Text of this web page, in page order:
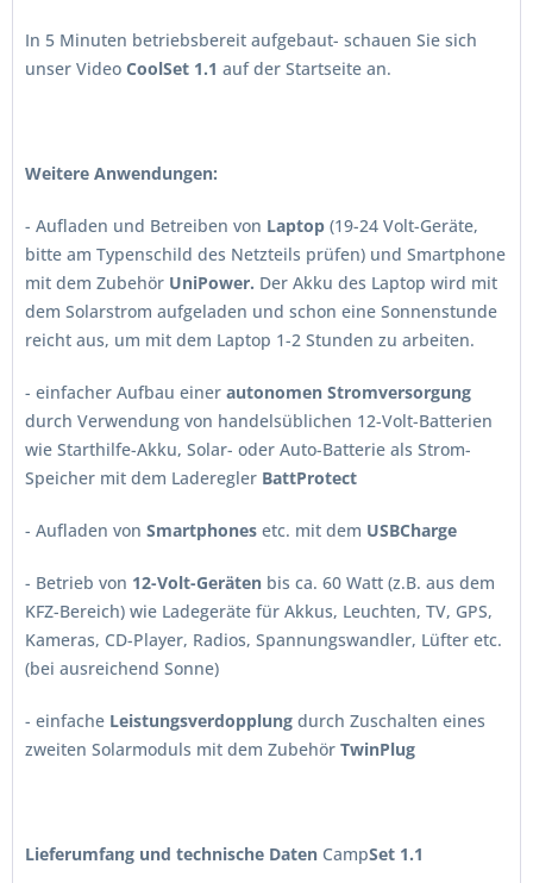
In 5 Minuten betriebsbereit aufgebaut- schauen Sie sich
unser Video CoolSet 1.1 auf der Startseite an.
Weitere Anwendungen:
- Aufladen und Betreiben von Laptop (19-24 Volt-Geräte,
bitte am Typenschild des Netzteils prüfen) und Smartphone
mit dem Zubehör UniPower. Der Akku des Laptop wird mit
dem Solarstrom aufgeladen und schon eine Sonnenstunde
reicht aus, um mit dem Laptop 1-2 Stunden zu arbeiten.
- einfacher Aufbau einer autonomen Stromversorgung
durch Verwendung von handelsüblichen 12-Volt-Batterien
wie Starthilfe-Akku, Solar- oder Auto-Batterie als Strom-
Speicher mit dem Laderegler BattProtect
- Aufladen von Smartphones etc. mit dem USBCharge
- Betrieb von 12-Volt-Geräten bis ca. 60 Watt (z.B. aus dem
KFZ-Bereich) wie Ladegeräte für Akkus, Leuchten, TV, GPS,
Kameras, CD-Player, Radios, Spannungswandler, Lüfter etc.
(bei ausreichend Sonne)
- einfache Leistungsverdopplung durch Zuschalten eines
zweiten Solarmoduls mit dem Zubehör TwinPlug
Lieferumfang und technische Daten CampSet 1.1